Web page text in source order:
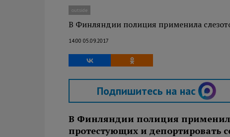
outside
В Финляндии полиция применила
14:00 05.09.2017
Подпишитесь на нас
В Финляндии полиция
протестующих и депортировать